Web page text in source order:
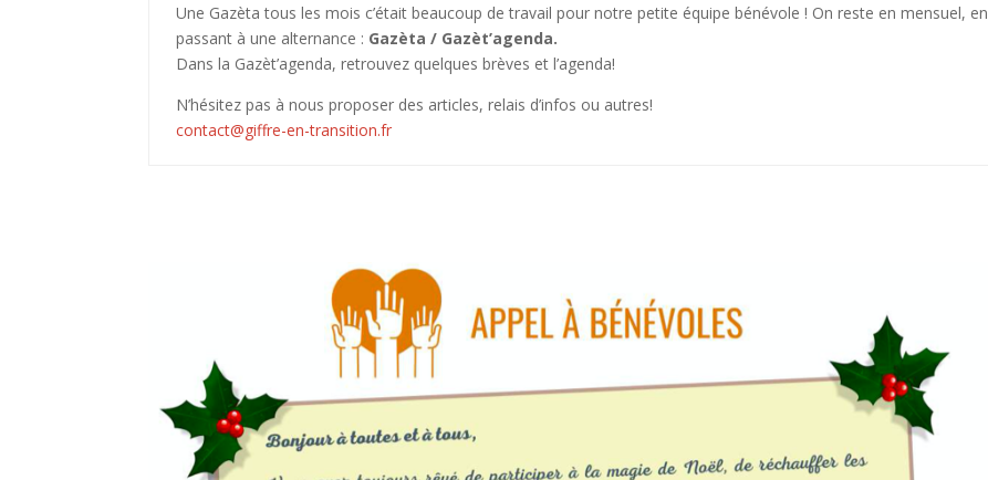
Une Gazèta tous les mois c’était beaucoup de travail pour notre petite équipe bénévole ! On reste en mensuel, en
passant à une alternance : Gazèta / Gazèt’agenda.
Dans la Gazèt’agenda, retrouvez quelques brèves et l’agenda!
N’hésitez pas à nous proposer des articles, relais d’infos ou autres!
contact@giffre-en-transition.fr